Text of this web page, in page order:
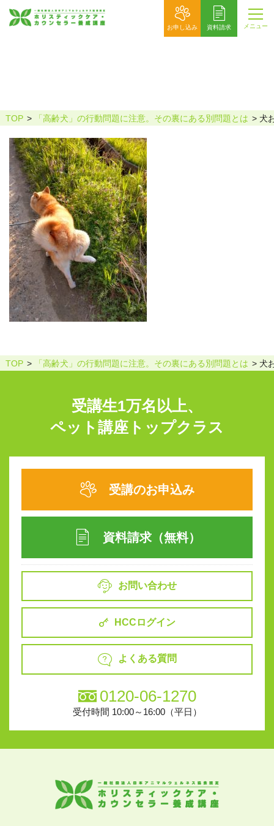
お申し込み 資料請求 メニュー
TOP 「高齢犬」の行動問題に注意。その裏にある別問題とは 犬
TOP 「高齢犬」の行動問題に注意。その裏にある別問題とは 犬
受講生1万名以上、
ペット講座トップクラス
受講のお申込み
資料請求（無料）
お問い合わせ
HCCログイン
よくある質問
0120-06-1270
受付時間 10:00～16:00（平日）